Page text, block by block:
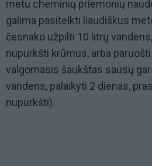
metu cheminių priemonių
galima pasitelkti liaudiškus
česnako užpilti 10 litrų
nupurkšti krūmus, arba
valgomasis šaukštas sausų
vandens, palaikyti 2 dienas,
nupurkšti).